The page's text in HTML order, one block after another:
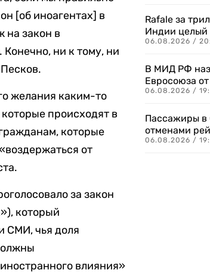
[об иноагентах] в
на закон в
ни к тому, ни
желания каким-то
происходят в
которые
от
за закон
который
СМИ, чья доля
влияния»
Rafale за
Индии целый
06.08.2026 /
В МИД РФ
Евросоюза
06.08.2026 /
Пассажиры в
отменами
06.08.2026 /